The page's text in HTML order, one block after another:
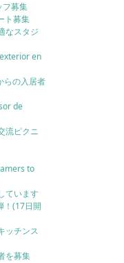
フ募集
ト募集
なスタジ
en
らの入居者
de
流ピクニ
to
ています
！(17日開
ッチンス
を募集